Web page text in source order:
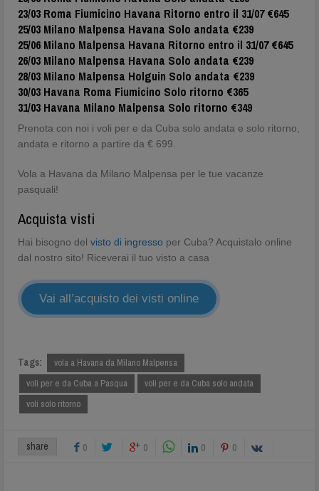
23/03 Roma Fiumicino Havana Ritorno entro il 31/07 €645
25/03 Milano Malpensa Havana Solo andata €239
25/06 Milano Malpensa Havana Ritorno entro il 31/07 €645
26/03 Milano Malpensa Havana Solo andata €239
28/03 Milano Malpensa Holguin Solo andata €239
30/03 Havana Roma Fiumicino Solo ritorno €365
31/03 Havana Milano Malpensa Solo ritorno €349
Prenota con noi i voli per e da Cuba solo andata e solo ritorno,
andata e ritorno a partire da € 699.
Vola a Havana da Milano Malpensa per le tue vacanze
pasquali!
Acquista visti
Hai bisogno delvisto di ingresso per Cuba? Acquistalo online
dal nostro sito! Riceverai il tuo visto a casa
Vai all’acquisto dei visti online
Tags:
vola a Havana da Milano Malpensa
voli per e da Cuba a Pasqua
voli per e da Cuba solo andata
voli solo ritorno
share 0 0 0 0